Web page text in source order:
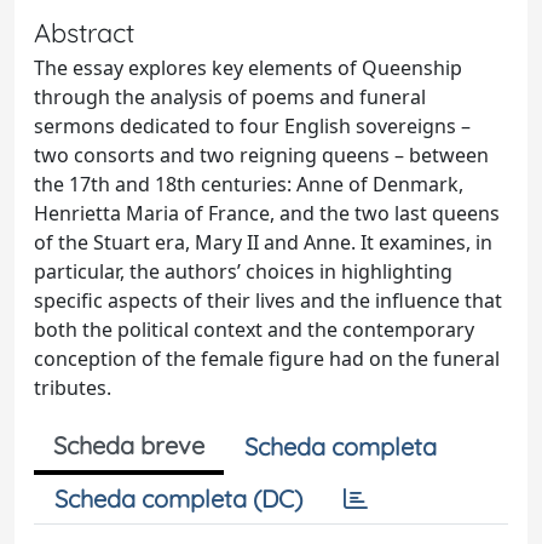
Abstract
The essay explores key elements of Queenship
through the analysis of poems and funeral
sermons dedicated to four English sovereigns –
two consorts and two reigning queens – between
the 17th and 18th centuries: Anne of Denmark,
Henrietta Maria of France, and the two last queens
of the Stuart era, Mary II and Anne. It examines, in
particular, the authors’ choices in highlighting
specific aspects of their lives and the influence that
both the political context and the contemporary
conception of the female figure had on the funeral
tributes.
Scheda breve
Scheda completa
Scheda completa (DC)